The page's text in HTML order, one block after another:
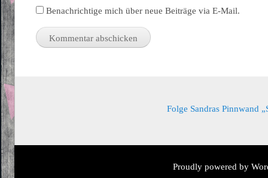
Benachrichtige mich über neue Beiträge via E-Mail.
Folge Sandras Pinnwand
Proudly powered by